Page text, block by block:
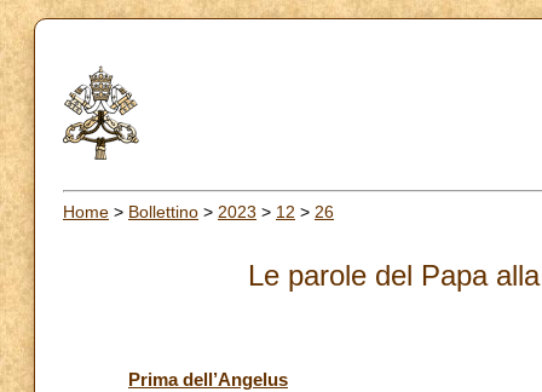
Home > Bollettino > 2023 > 12 > 26
Le parole del Papa
Prima dell’Angelus